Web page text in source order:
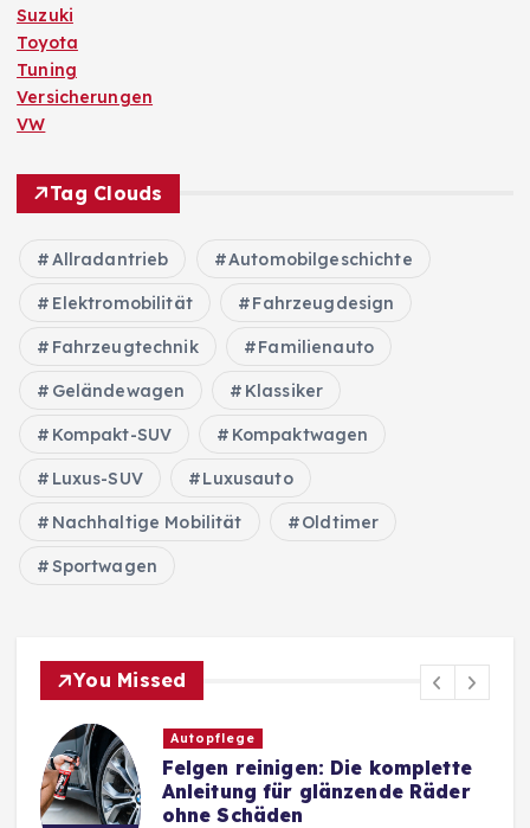
Suzuki
Toyota
Tuning
Versicherungen
VW
Tag Clouds
Allradantrieb Automobilgeschichte
Elektromobilität Fahrzeugdesign
Fahrzeugtechnik Familienauto
Geländewagen Klassiker
Kompakt-SUV Kompaktwagen
Luxus-SUV Luxusauto
Nachhaltige Mobilität Oldtimer
Sportwagen
You Missed
Autopflege
Felgen reinigen: Die komplette
Anleitung für glänzende Räder
ohne Schäden